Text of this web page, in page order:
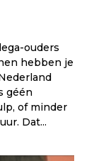
ouders
hebben je
géén
of minder
Dat...